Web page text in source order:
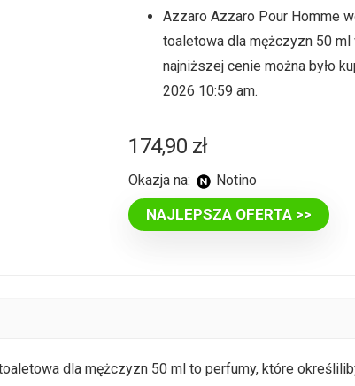
Azzaro Azzaro Pour Homme
toaletowa dla mężczyzn 50 ml
najniższej cenie można było
2026 10:59 am.
174,90 zł
Okazja na: Notino
NAJLEPSZA OFERTA >>
dla mężczyzn 50 ml to perfumy, które